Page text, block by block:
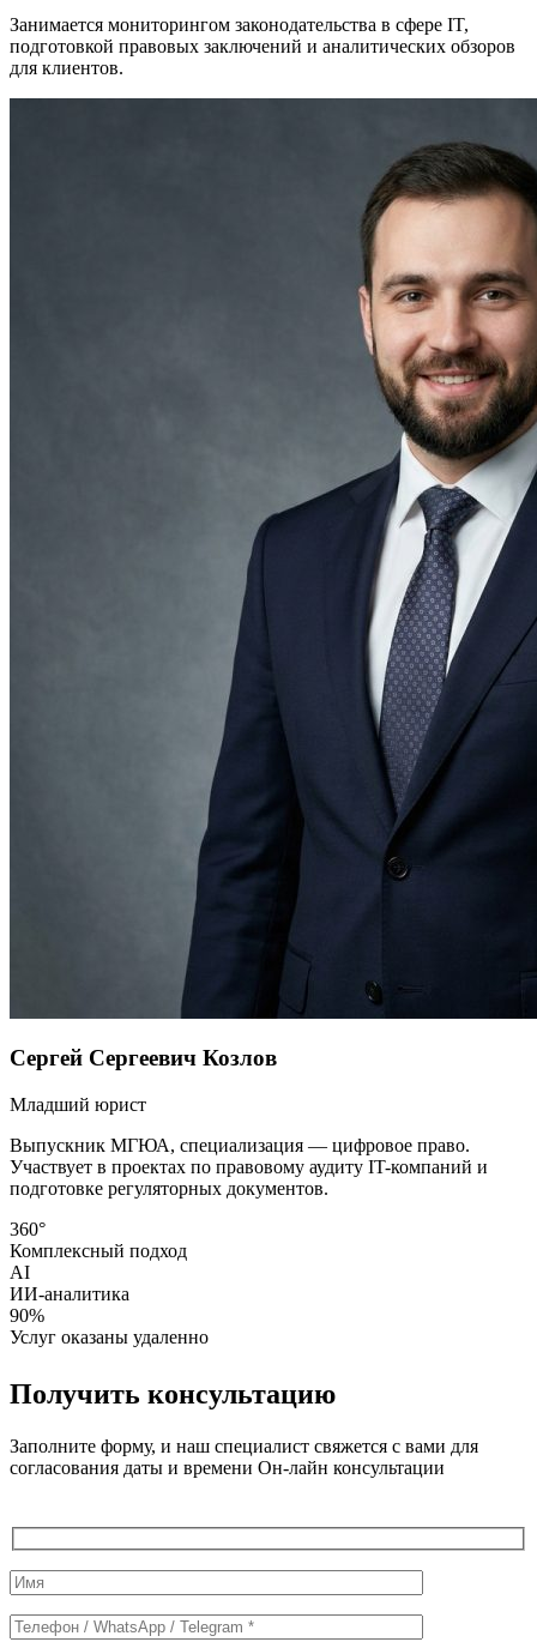
Занимается мониторингом законодательства в сфере IT,
подготовкой правовых заключений и аналитических обзоров
для клиентов.
Сергей Сергеевич Козлов
Младший юрист
Выпускник МГЮА, специализация — цифровое право.
Участвует в проектах по правовому аудиту IT-компаний и
подготовке регуляторных документов.
360°
Комплексный подход
AI
ИИ-аналитика
90%
Услуг оказаны удаленно
Получить консультацию
Заполните форму, и наш специалист свяжется с вами для
согласования даты и времени Он-лайн консультации
Служебные
поля
формы